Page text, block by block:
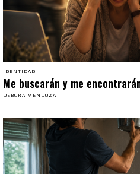
IDENTIDAD
Me buscarán y me
DÉBORA MENDOZA